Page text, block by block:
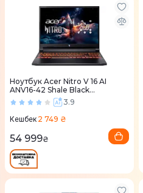
Ноутбук Acer Nitro V 16 AI
ANV16-42 Shale Black
(NH.U1KEU.008)3.9
Кешбек 2 749 ₴
54 999₴